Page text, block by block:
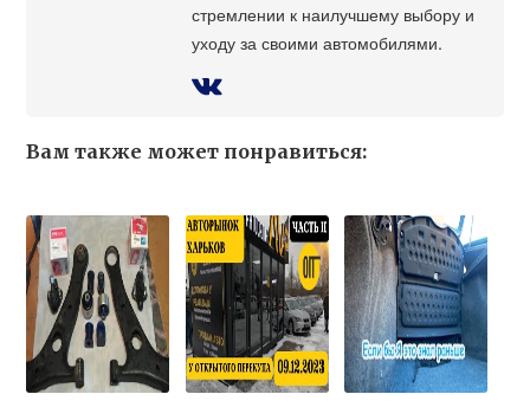
стремлении к наилучшему выбору и
уходу за своими автомобилями.
Вам также может понравиться: